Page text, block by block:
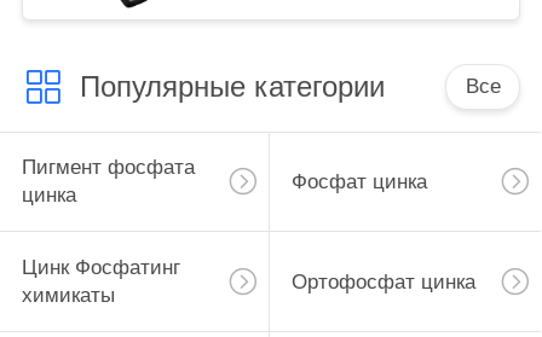
Популярные категории Все
Пигмент фосфата
цинка
Фосфат цинка
Цинк Фосфатинг
химикаты
Ортофосфат цинка